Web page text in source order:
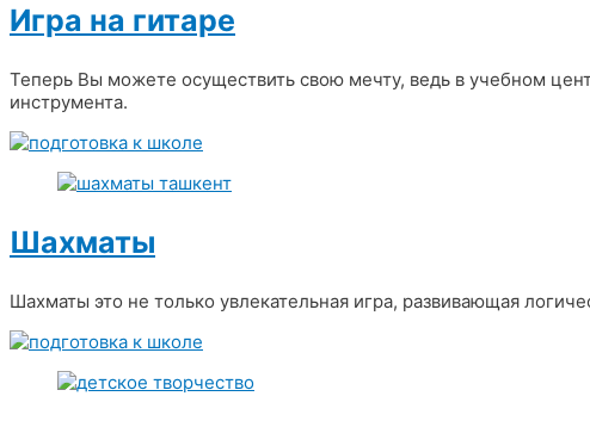
Игра на гитаре
Теперь Вы можете осуществить свою мечту, ведь в учебном
инструмента.
Шахматы
Шахматы это не только увлекательная игра, развивающая